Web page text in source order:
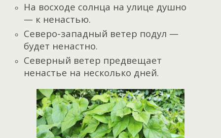
На восходе солнца на улице душно
— к ненастью.
Северо-западный ветер подул —
будет ненастно.
Северный ветер предвещает
ненастье на несколько дней.